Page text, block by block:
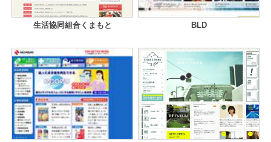
生活協同組合くまもと BLD